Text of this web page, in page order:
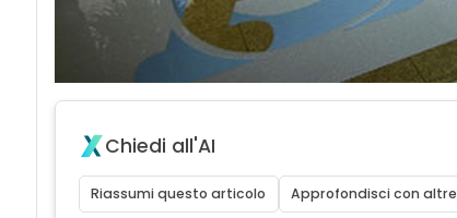
Chiedi all'AI
Riassumi questo articolo Approfondisci con